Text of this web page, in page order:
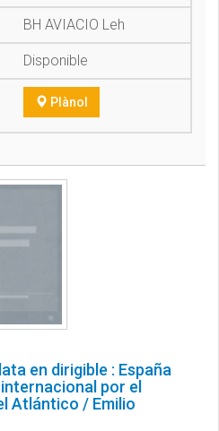
BH AVIACIO Leh
Disponible
Plànol
en dirigible : España
por el
Atlántico / Emilio